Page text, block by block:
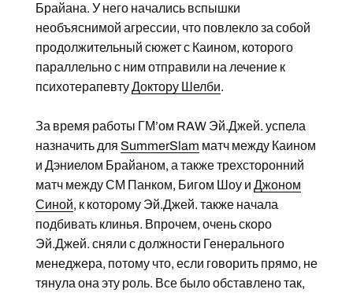
Брайана. У него начались вспышки
необъяснимой агрессии, что повлекло за собой
продолжительный сюжет с Каином, которого
параллельно с ним отправили на лечение к
психотерапевтуДоктору Шелби.
За время работы ГМ’ом RAW Эй.Джей. успела
назначить для SummerSlam матч между Каином
и Дэниелом Брайаном, а также трехсторонний
матч между СМ Панком, Бигом Шоу и Джоном
Синой, к которому Эй.Джей. также начала
подбивать клинья. Впрочем, очень скоро
Эй.Джей. сняли с должности Генерального
менеджера, потому что, если говорить прямо, не
тянула она эту роль. Все было обставлено так,